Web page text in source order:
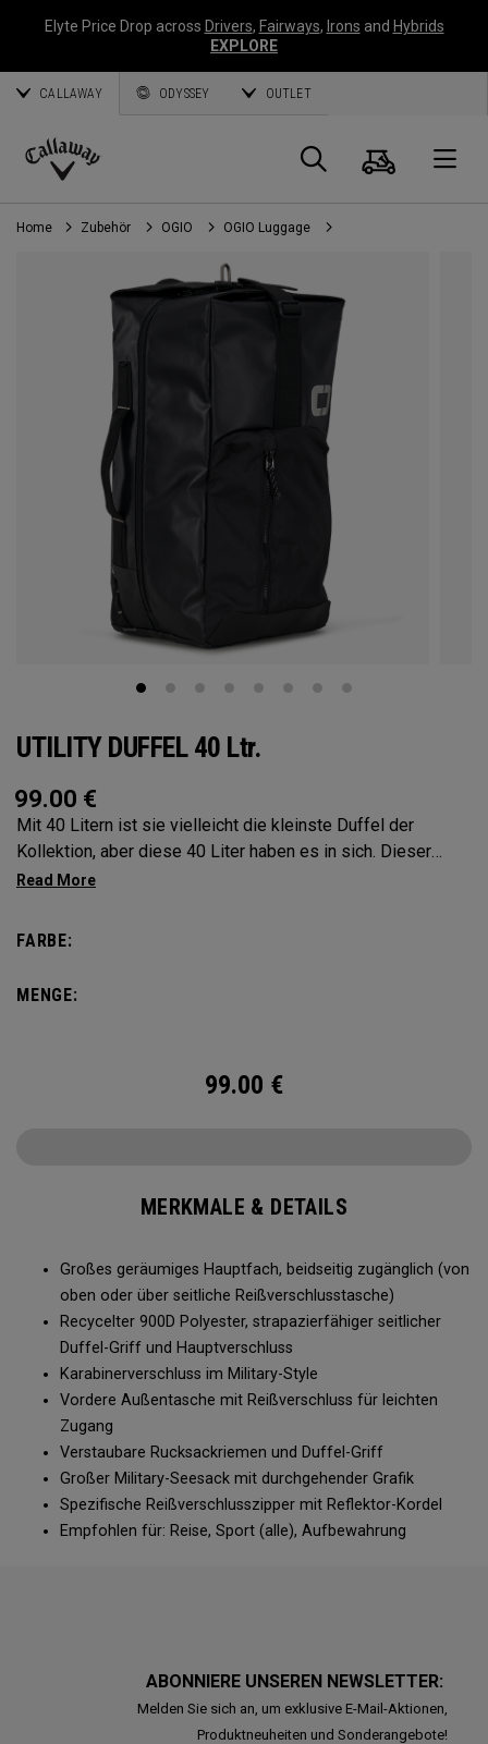
Elyte Price Drop across Drivers, Fairways, Irons and Hybrids
EXPLORE
CALLAWAY ODYSSEY OUTLET
Callaway
Golf
Suche
Home Zubehör OGIO OGIO Luggage
UTILITY DUFFEL 40 Ltr.
99.00 €
Mit 40 Litern ist sie vielleicht die kleinste Duffel der
Kollektion, aber diese 40 Liter haben es in sich. Dieser
Seesack ist der perfekte Tagesrucksack. Die Tasche im
superleicht zu transportieren, egal wohin Sie fahren oder
FARBE:
MENGE:
99.00 €
MERKMALE & DETAILS
Großes geräumiges Hauptfach, beidseitig zugänglich (von
oben oder über seitliche Reißverschlusstasche)
Recycelter 900D Polyester, strapazierfähiger seitlicher
Duffel-Griff und Hauptverschluss
Karabinerverschluss im Military-Style
Vordere Außentasche mit Reißverschluss für leichten
Zugang
Verstaubare Rucksackriemen und Duffel-Griff
Großer Military-Seesack mit durchgehender Grafik
Spezifische Reißverschlusszipper mit Reflektor-Kordel
Empfohlen für: Reise, Sport (alle), Aufbewahrung
ABONNIERE UNSEREN NEWSLETTER:
Melden Sie sich an, um exklusive E-Mail-Aktionen,
Produktneuheiten und Sonderangebote!